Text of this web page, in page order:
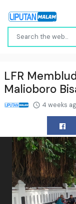
LFR
Malioboro
4 weeks